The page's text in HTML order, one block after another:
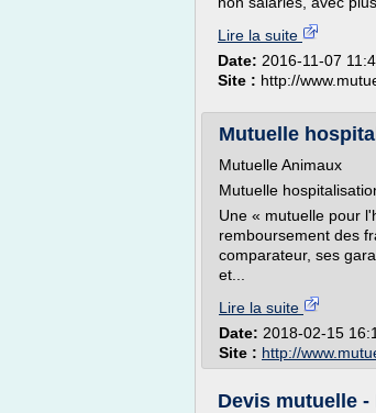
Lire la suite
Date: 2016-11-07
Site : http://
Mutuelle
Mutuelle Animaux
Mutuelle
Une « mutuelle pour
remboursement des
comparateur, ses
et...
Lire la suite
Date: 2018-02-15
Site : http://
Devis mutuelle